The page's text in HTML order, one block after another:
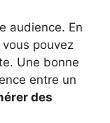
audience. En
pouvez
Une bonne
entre un
des